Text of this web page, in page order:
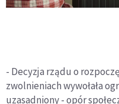
- Decyzja rządu o
zwolnieniach wywołała
uzasadniony - opór